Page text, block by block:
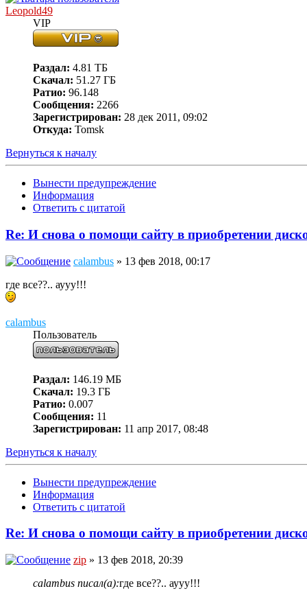
Leopold49
VIP
Раздал: 4.81 ТБ
Скачал: 51.27 ГБ
Ратио: 96.148
Сообщения: 2266
Зарегистрирован: 28 дек 2011, 09:02
Откуда: Tomsk
Вернуться к началу
Вынести предупреждение
Информация
Ответить с цитатой
Re: И снова о помощи сайту в приобретении
calambus » 13 фев 2018, 00:17
где все??.. аууу!!!
calambus
Пользователь
Раздал: 146.19 МБ
Скачал: 19.3 ГБ
Ратио: 0.007
Сообщения: 11
Зарегистрирован: 11 апр 2017, 08:48
Вернуться к началу
Вынести предупреждение
Информация
Ответить с цитатой
Re: И снова о помощи сайту в приобретении
zip » 13 фев 2018, 20:39
calambus писал(а):где все??.. аууу!!!